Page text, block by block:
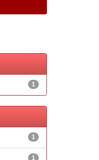
1
1
1